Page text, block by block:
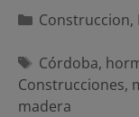
Categorías
Construccion,
Etiquetas
Córdoba,
Construcciones,
madera